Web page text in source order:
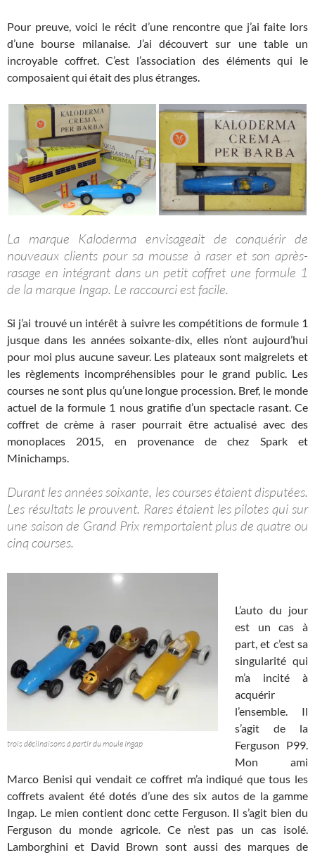
Pour preuve, voici le récit d’une rencontre que j’ai faite lors
d’une bourse milanaise. J’ai découvert sur une table un
incroyable coffret. C’est l’association des éléments qui le
composaient qui était des plus étranges.
La marque Kaloderma envisageait de conquérir de
nouveaux clients pour sa mousse à raser et son après-
rasage en intégrant dans un petit coffret une formule 1
de la marque Ingap. Le raccourci est facile.
Si j’ai trouvé un intérêt à suivre les compétitions de formule 1
jusque dans les années soixante-dix, elles n’ont aujourd’hui
pour moi plus aucune saveur. Les plateaux sont maigrelets et
les règlements incompréhensibles pour le grand public. Les
courses ne sont plus qu’une longue procession. Bref, le monde
actuel de la formule 1 nous gratifie d’un spectacle rasant. Ce
coffret de crème à raser pourrait être actualisé avec des
monoplaces 2015, en provenance de chez Spark et
Minichamps.
Durant les années soixante, les courses étaient disputées.
Les résultats le prouvent. Rares étaient les pilotes qui sur
une saison de Grand Prix remportaient plus de quatre ou
cinq courses.
trois déclinaisons à partir du moule Ingap
L’auto du jour
est un cas à
part, et c’est sa
singularité qui
m’a incité à
acquérir
l’ensemble. Il
s’agit de la
Ferguson P99.
Mon ami
Marco Benisi qui vendait ce coffret m’a indiqué que tous les
coffrets avaient été dotés d’une des six autos de la gamme
Ingap. Le mien contient donc cette Ferguson. Il s’agit bien du
Ferguson du monde agricole. Ce n’est pas un cas isolé.
Lamborghini et David Brown sont aussi des marques de